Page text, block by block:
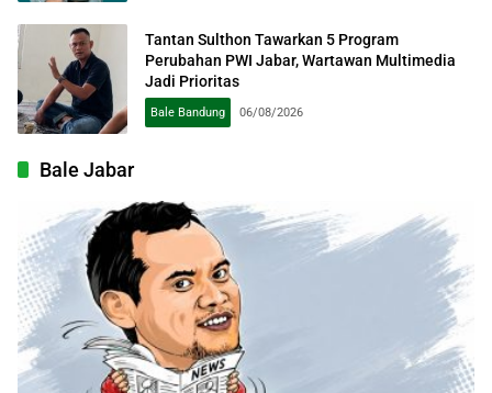
Tantan Sulthon Tawarkan 5 Program
Perubahan PWI Jabar, Wartawan Multimedia
Jadi Prioritas
Bale Bandung 06/08/2026
Bale Jabar